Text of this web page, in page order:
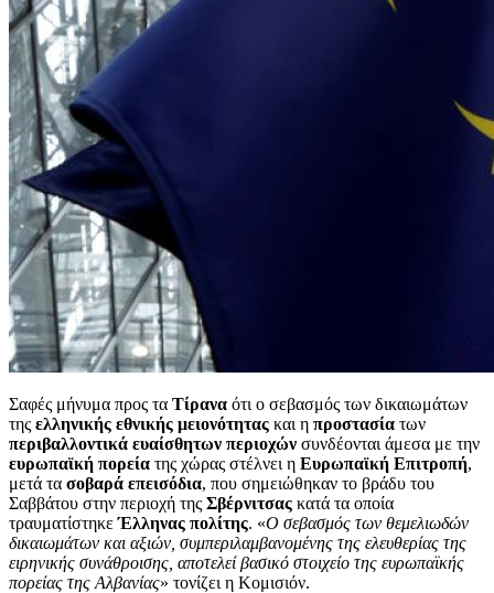
Σαφές μήνυμα προς τα Τίρανα ότι ο σεβασμός των δικαιωμάτων
της ελληνικής εθνικής μειονότητας και η προστασία των
περιβαλλοντικά ευαίσθητων περιοχών συνδέονται άμεσα με την
ευρωπαϊκή πορεία της χώρας στέλνει η Ευρωπαϊκή Επιτροπή,
μετά τα σοβαρά επεισόδια, που σημειώθηκαν το βράδυ του
Σαββάτου στην περιοχή της Σβέρνιτσας κατά τα οποία
τραυματίστηκεΈλληνας πολίτης. «Ο σεβασμός των θεμελιωδών
δικαιωμάτων και αξιών, συμπεριλαμβανομένης της ελευθερίας της
ειρηνικής συνάθροισης, αποτελεί βασικό στοιχείο της ευρωπαϊκής
πορείας της Αλβανίας» τονίζει η Κομισιόν.